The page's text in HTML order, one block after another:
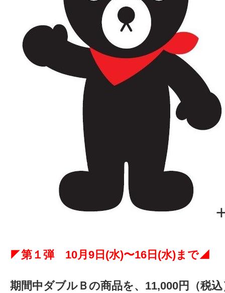
◤第１弾 10月9日(水)〜16日(水)まで◢
期間中ダブルＢの商品を、11,000円（税